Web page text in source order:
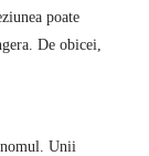
poate
De obicei,
Unii